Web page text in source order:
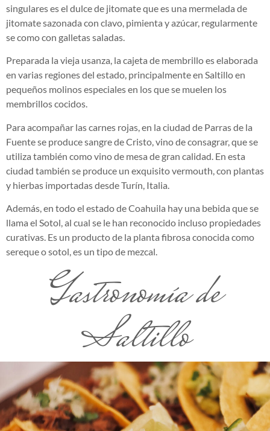
singulares es el dulce de jitomate que es una mermelada de
jitomate sazonada con clavo, pimienta y azúcar, regularmente
se como con galletas saladas.
Preparada la vieja usanza, la cajeta de membrillo es elaborada
en varias regiones del estado, principalmente en Saltillo en
pequeños molinos especiales en los que se muelen los
membrillos cocidos.
Para acompañar las carnes rojas, en la ciudad de Parras de la
Fuente se produce sangre de Cristo, vino de consagrar, que se
utiliza también como vino de mesa de gran calidad. En esta
ciudad también se produce un exquisito vermouth, con plantas
y hierbas importadas desde Turín, Italia.
Además, en todo el estado de Coahuila hay una bebida que se
llama el Sotol, al cual se le han reconocido incluso propiedades
curativas. Es un producto de la planta fibrosa conocida como
sereque o sotol, es un tipo de mezcal.
Gastronomía de
Saltillo